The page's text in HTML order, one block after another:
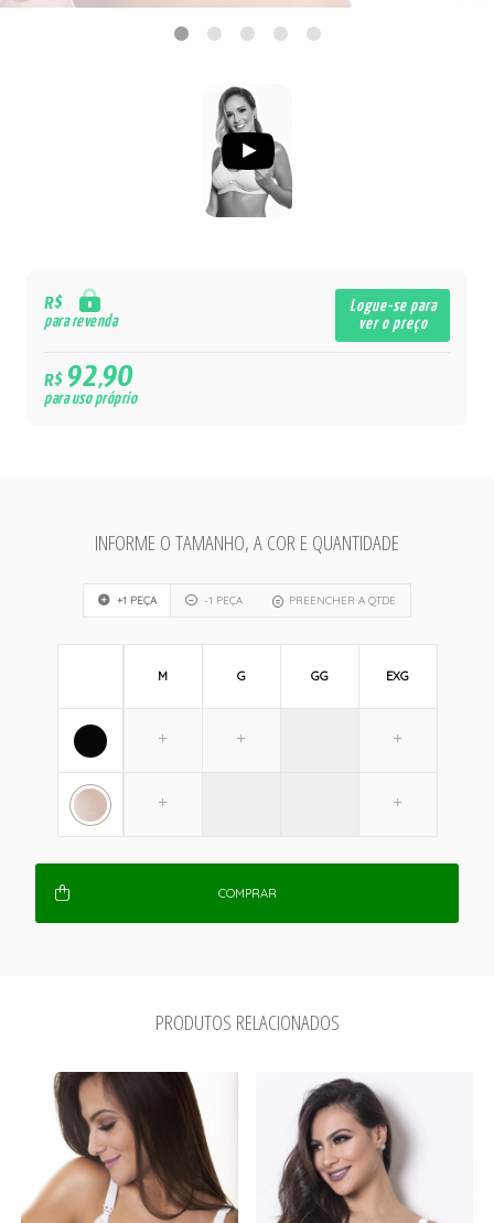
R$
para revenda
Logue-se para
ver o preço
R$92,90
para uso próprio
INFORME O TAMANHO, A COR E QUANTIDADE
+1 PEÇA -1 PEÇA PREENCHER A QTDE
M G GG EXG
COMPRAR
PRODUTOS RELACIONADOS